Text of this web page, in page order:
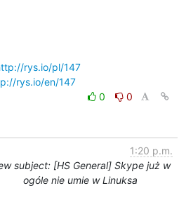
rys.io/pl/147
rys.io/en/147
0
0
1:20 p.m.
subject: [HS General] Skype już w
ogóle nie umie w Linuksa